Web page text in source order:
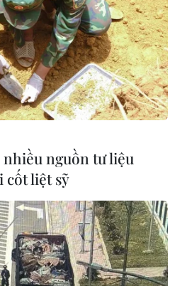
MỤC
triệu USD vì
nguồn tư liệu
cốt liệt sỹ